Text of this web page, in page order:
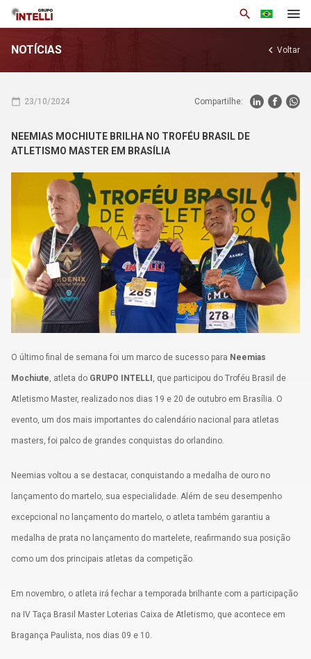
search
Institucional
Produtos
Notícias
Base de Conhecimento
Área Restrita
Trabalhe Conosco
Contato
Por arrow_drop_down
Política de Privacidade
Termos de uso
NOTÍCIAS chevron_left Voltar
calendar_today 23/10/2024 Compartilhe:
NEEMIAS MOCHIUTE BRILHA NO TROFÉU BRASIL DE
ATLETISMO MASTER EM BRASÍLIA
O último final de semana foi um marco de sucesso para Neemias
Mochiute, atleta do GRUPO INTELLI , que participou do Troféu Brasil de
Atletismo Master, realizado nos dias 19 e 20 de outubro em Brasília. O
evento, um dos mais importantes do calendário nacional para atletas
masters, foi palco de grandes conquistas do orlandino.
Neemias voltou a se destacar, conquistando a medalha de ouro no
lançamento do martelo, sua especialidade. Além de seu desempenho
excepcional no lançamento do martelo, o atleta também garantiu a
medalha de prata no lançamento do martelete, reafirmando sua posição
como um dos principais atletas da competição.
Em novembro, o atleta irá fechar a temporada brilhante com a participação
na IV Taça Brasil Master Loterias Caixa de Atletismo, que acontece em
Bragança Paulista, nos dias 09 e 10.